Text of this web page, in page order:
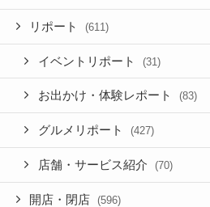
リポート (611)
イベントリポート (31)
お出かけ・体験レポート (83)
グルメリポート (427)
店舗・サービス紹介 (70)
開店・閉店 (596)